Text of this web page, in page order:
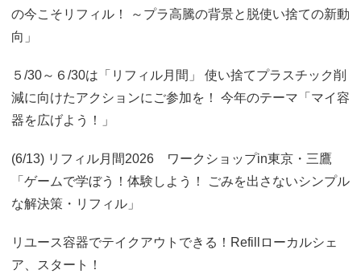
の今こそリフィル！ ～プラ高騰の背景と脱使い捨ての新動
向」
５/30～６/30は「リフィル月間」 使い捨てプラスチック削
減に向けたアクションにご参加を！ 今年のテーマ「マイ容
器を広げよう！」
(6/13) リフィル月間2026 ワークショップin東京・三鷹
「ゲームで学ぼう！体験しよう！ ごみを出さないシンプル
な解決策・リフィル」
リユース容器でテイクアウトできる！Refillローカルシェ
ア、スタート！